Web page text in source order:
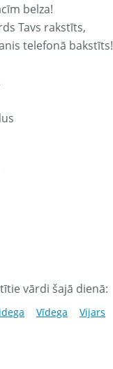
belza!
Tavs rakstīts,
telefonā bakstīts!
vārdi šajā dienā:
Vīdega Vijars